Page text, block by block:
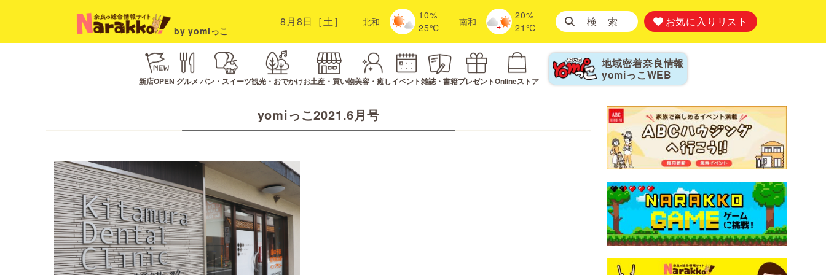
by yomiっこ
8月8日［土］ 北和
10%
25℃
南和
20%
21℃
検 索 お気に入りリスト
新店OPEN グルメ パン・スイーツ観光・おでかけお土産・買い物美容・癒しイベント雑誌・書籍プレゼントOnlineストア
地域密着奈良情報
yomiっこ WEB
yomiっこ2021.6月号